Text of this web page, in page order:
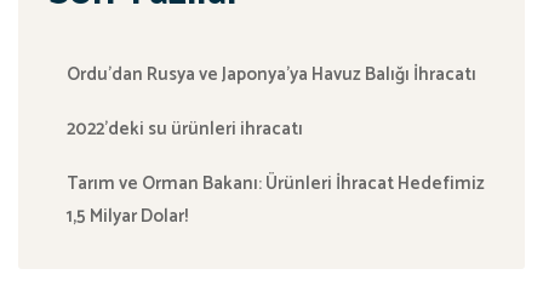
Ordu’dan Rusya ve Japonya’ya Havuz Balığı İhracatı
2022’deki su ürünleri ihracatı
Tarım ve Orman Bakanı: Ürünleri İhracat Hedefimiz
1,5 Milyar Dolar!